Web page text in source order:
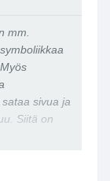
mm.
sivua ja
Siitä on